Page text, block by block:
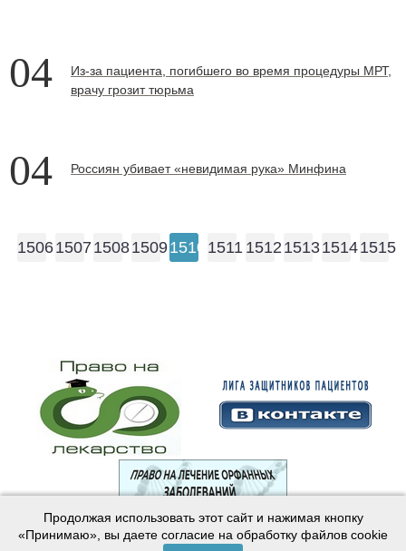
04
Из-за пациента, погибшего во время процедуры МРТ,
врачу грозит тюрьма
04 Россиян убивает «невидимая рука» Минфина
15061507 150815091510 1511 1512 151315141515
© 2003—2024 Лига защитников пациентов
Создание сайта — Интернет-студияМайер
Продолжая использовать этот сайт и нажимая кнопку
«Принимаю», вы даете согласие на обработку файлов cookie